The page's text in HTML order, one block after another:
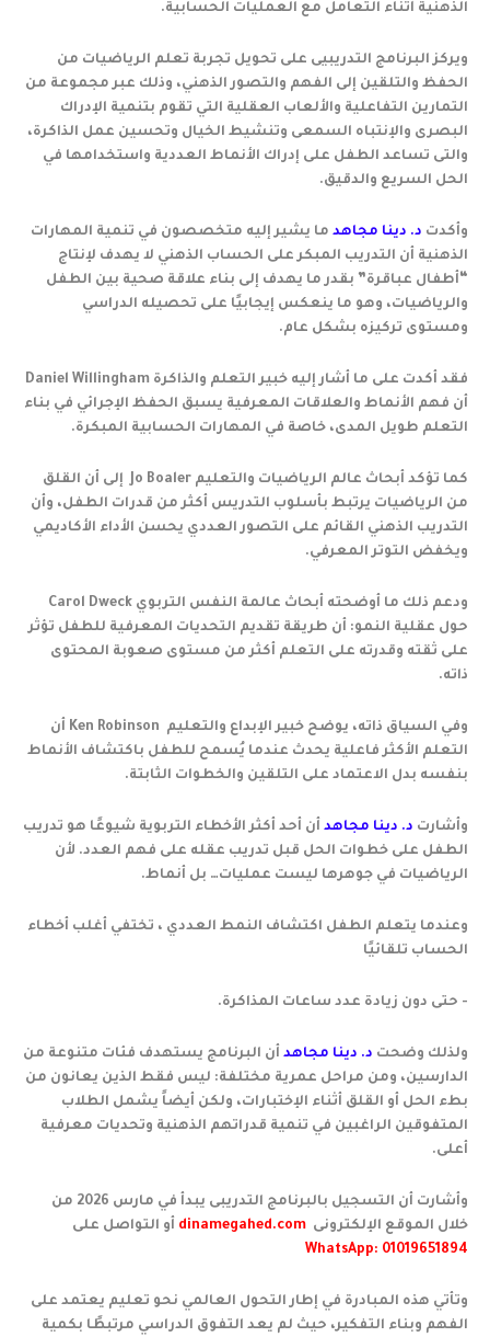
الذهنية أثناء التعامل مع العمليات الحسابية.
ويركز البرنامج التدريبيى على تحويل تجربة تعلم الرياضيات من
الحفظ والتلقين إلى الفهم والتصور الذهني، وذلك عبر مجموعة من
التمارين التفاعلية والألعاب العقلية التي تقوم بتنمية الإدراك
البصرى والإنتباه السمعى وتنشيط الخيال وتحسين عمل الذاكرة،
والتى تساعد الطفل على إدراك الأنماط العددية واستخدامها في
الحل السريع والدقيق.
وأكدت د. دينا مجاهد ما يشير إليه متخصصون في تنمية المهارات
الذهنية أن التدريب المبكر على الحساب الذهني لا يهدف لإنتاج
“أطفال عباقرة” بقدر ما يهدف إلى بناء علاقة صحية بين الطفل
والرياضيات، وهو ما ينعكس إيجابيًا على تحصيله الدراسي
ومستوى تركيزه بشكل عام.
أن فهم الأنماط والعلاقات المعرفية يسبق الحفظ الإجرائي في بناء
التعلم طويل المدى، خاصة في المهارات الحسابية المبكرة.
كما تؤكد أبحاث عالم الرياضيات والتعليم Jo Boaler إلى أن القلق
من الرياضيات يرتبط بأسلوب التدريس أكثر من قدرات الطفل، وأن
التدريب الذهني القائم على التصور العددي يحسن الأداء الأكاديمي
ويخفض التوتر المعرفي.
حول عقلية النمو: أن طريقة تقديم التحديات المعرفية للطفل تؤثر
على ثقته وقدرته على التعلم أكثر من مستوى صعوبة المحتوى
ذاته.
وفي السياق ذاته، يوضح خبير الإبداع والتعليم Ken Robinson أن
التعلم الأكثر فاعلية يحدث عندما يُسمح للطفل باكتشاف الأنماط
بنفسه بدل الاعتماد على التلقين والخطوات الثابتة.
وأشارت د. دينا مجاهد أن أحد أكثر الأخطاء التربوية شيوعًا هو تدريب
الطفل على خطوات الحل قبل تدريب عقله على فهم العدد. لأن
الرياضيات في جوهرها ليست عمليات… بل أنماط.
وعندما يتعلم الطفل اكتشاف النمط العددي ، تختفي أغلب أخطاء
الحساب تلقائيًا
- حتى دون زيادة عدد ساعات المذاكرة.
ولذلك وضحت د. دينا مجاهد أن البرنامج يستهدف فئات متنوعة من
الدارسين، ومن مراحل عمرية مختلفة: ليس فقط الذين يعانون من
بطء الحل أو القلق أثناء الإختبارات، ولكن أيضاً يشمل الطلاب
المتفوقين الراغبين في تنمية قدراتهم الذهنية وتحديات معرفية
أعلى.
وأشارت أن التسجيل بالبرنامج التدريبى يبدأ في مارس 2026 من
خلال الموقع الإلكترونى dinamegahed.com أو التواصل على
WhatsApp: 01019651894
وتأتي هذه المبادرة في إطار التحول العالمي نحو تعليم يعتمد على
الفهم وبناء التفكير، حيث لم يعد التفوق الدراسي مرتبطًا بكمية